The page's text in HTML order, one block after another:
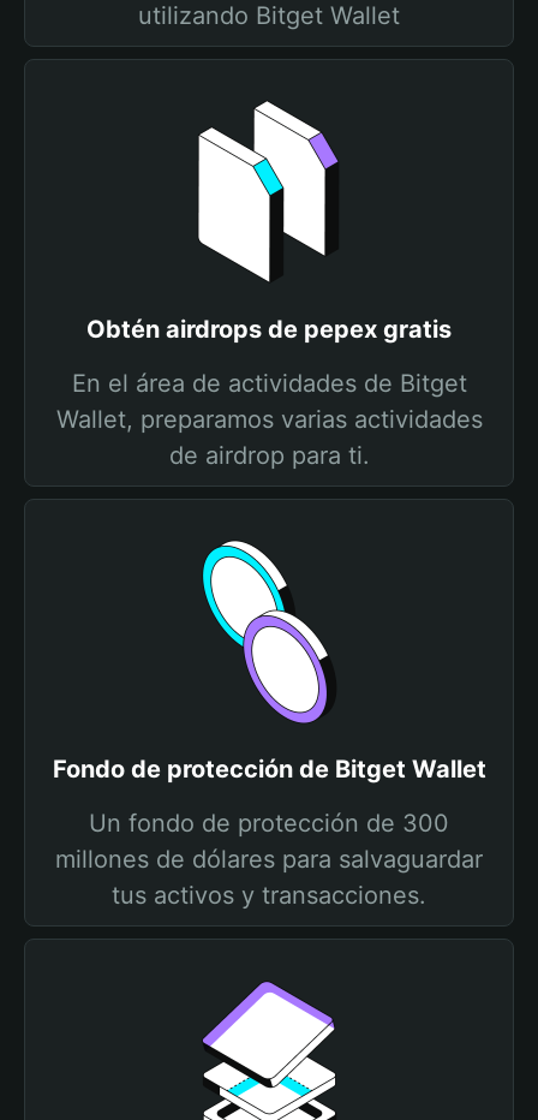
utilizando Bitget Wallet
Obtén airdrops de pepex gratis
En el área de actividades de Bitget
Wallet, preparamos varias actividades
de airdrop para ti.
Fondo de protección de Bitget Wallet
Un fondo de protección de 300
millones de dólares para salvaguardar
tus activos y transacciones.